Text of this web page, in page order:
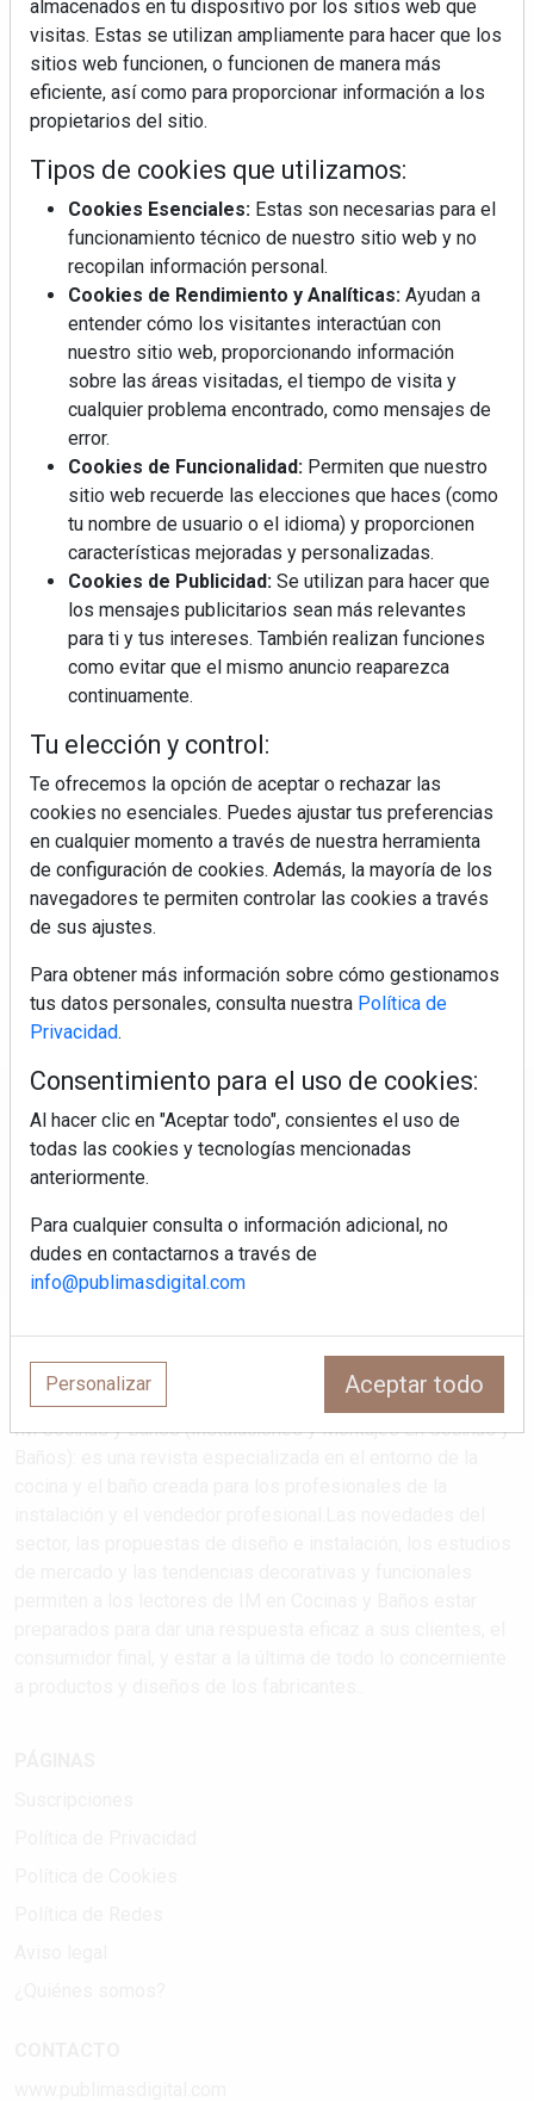
La industrialización, descarbonización y el Plan
BIM España, a debate en REBUILD
MÁS LEÍDOS
La cocina resiste, el mercado duda
MHK Ibérica potencia el crecimiento
de sus asociados con la
marca musterhaus küchen
MHK Group crece un 5,1 % en 2025
Diseño, orden y sostenibilidad marcan
la evolución del fregadero
¿Por qué la cocina ha destronado al
salón como el espacio favorito de la
casa?
LivingPINO® amplía su visión del
hogar con el lanzamiento de su nueva
línea de armarios
Sapienstone y Cupa Stone refuerzan
su alianza con una nueva superficie
cerámica que anticipa las tendencias
de interiorismo
Regístrate y accede a contenidos
exclusivos
IM Cocinas y Baños (Instalaciones y Montajes en Cocinas y
almacenados en tu dispositivo por los sitios web que
visitas. Estas se utilizan ampliamente para hacer que los
sitios web funcionen, o funcionen de manera más
eficiente, así como para proporcionar información a los
propietarios del sitio.
Tipos de cookies que utilizamos:
Cookies Esenciales: Estas son necesarias para el
funcionamiento técnico de nuestro sitio web y no
recopilan información personal.
Cookies de Rendimiento y Analíticas: Ayudan a
entender cómo los visitantes interactúan con
nuestro sitio web, proporcionando información
sobre las áreas visitadas, el tiempo de visita y
cualquier problema encontrado, como mensajes de
error.
Cookies de Funcionalidad: Permiten que nuestro
sitio web recuerde las elecciones que haces (como
tu nombre de usuario o el idioma) y proporcionen
características mejoradas y personalizadas.
Cookies de Publicidad: Se utilizan para hacer que
los mensajes publicitarios sean más relevantes
para ti y tus intereses. También realizan funciones
como evitar que el mismo anuncio reaparezca
continuamente.
Tu elección y control:
Te ofrecemos la opción de aceptar o rechazar las
cookies no esenciales. Puedes ajustar tus preferencias
en cualquier momento a través de nuestra herramienta
de configuración de cookies. Además, la mayoría de los
navegadores te permiten controlar las cookies a través
de sus ajustes.
Para obtener más información sobre cómo gestionamos
tus datos personales, consulta nuestra Política de
Privacidad.
Consentimiento para el uso de cookies:
Al hacer clic en "Aceptar todo", consientes el uso de
todas las cookies y tecnologías mencionadas
anteriormente.
Para cualquier consulta o información adicional, no
dudes en contactarnos a través de
info@publimasdigital.com
Personalizar Aceptar todo